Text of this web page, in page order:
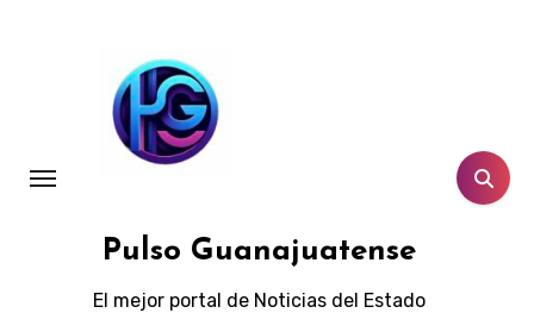
Pulso Guanajuatense
El mejor portal de Noticias del Estado